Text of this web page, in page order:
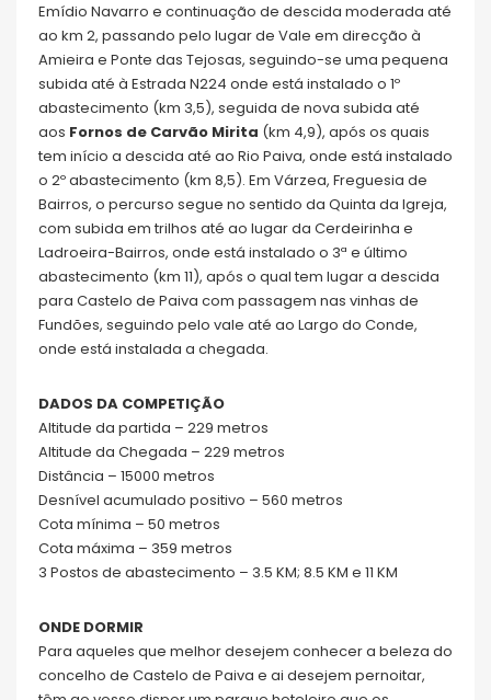
Emídio Navarro e continuação de descida moderada até
ao km 2, passando pelo lugar de Vale em direcção à
Amieira e Ponte das Tejosas, seguindo-se uma pequena
subida até à Estrada N224 onde está instalado o 1º
abastecimento (km 3,5), seguida de nova subida até
aos Fornos de Carvão Mirita (km 4,9), após os quais
tem início a descida até ao Rio Paiva, onde está instalado
o 2º abastecimento (km 8,5). Em Várzea, Freguesia de
Bairros, o percurso segue no sentido da Quinta da Igreja,
com subida em trilhos até ao lugar da Cerdeirinha e
Ladroeira-Bairros, onde está instalado o 3ª e último
abastecimento (km 11), após o qual tem lugar a descida
para Castelo de Paiva com passagem nas vinhas de
Fundões, seguindo pelo vale até ao Largo do Conde,
onde está instalada a chegada.
DADOS DA COMPETIÇÃO
Altitude da partida – 229 metros
Altitude da Chegada – 229 metros
Distância – 15000 metros
Desnível acumulado positivo – 560 metros
Cota mínima – 50 metros
Cota máxima – 359 metros
3 Postos de abastecimento – 3.5 KM; 8.5 KM e 11 KM
ONDE DORMIR
Para aqueles que melhor desejem conhecer a beleza do
concelho de Castelo de Paiva e ai desejem pernoitar,